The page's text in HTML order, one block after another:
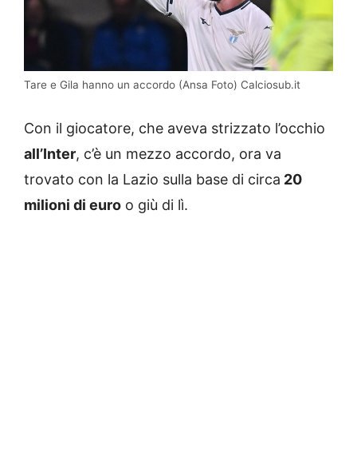
Tare e Gila hanno un accordo (Ansa Foto) Calciosub.it
Con il giocatore, che aveva strizzato l’occhio
all’Inter, c’è un mezzo accordo, ora va
trovato con la Lazio sulla base di circa 20
milioni di euro o giù di lì.